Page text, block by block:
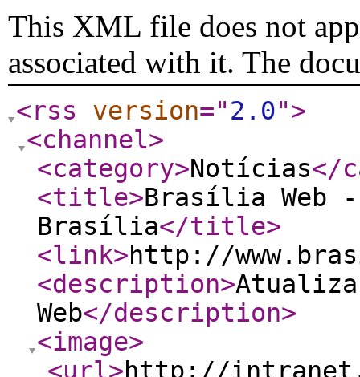
This XML file does not
associated with it. The
<rss version="2.0">
<channel>
<category>Notícias</
<title>Brasília Web
Brasília</title>
<link>http://
<description>
Web</description>
<image>
<url>http://